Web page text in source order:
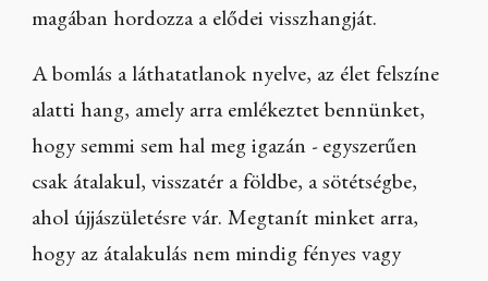
magában hordozza a elődei visszhangját.
A bomlás a láthatatlanok nyelve, az élet felszíne
alatti hang, amely arra emlékeztet bennünket,
hogy semmi sem hal meg igazán - egyszerűen
csak átalakul, visszatér a földbe, a sötétségbe,
ahol újjászületésre vár. Megtanít minket arra,
hogy az átalakulás nem mindig fényes vagy